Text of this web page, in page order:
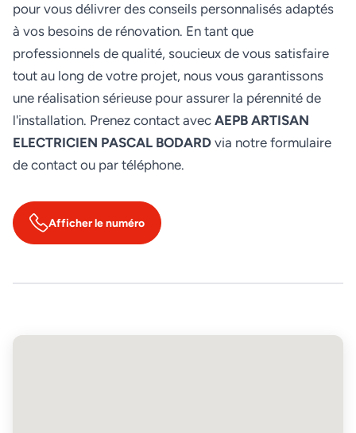
pour vous délivrer des conseils personnalisés adaptés
à vos besoins de rénovation. En tant que
professionnels de qualité, soucieux de vous satisfaire
tout au long de votre projet, nous vous garantissons
une réalisation sérieuse pour assurer la pérennité de
l'installation. Prenez contact avec AEPB ARTISAN
ELECTRICIEN PASCAL BODARD via notre formulaire
de contact ou par téléphone.
Afficher le numéro